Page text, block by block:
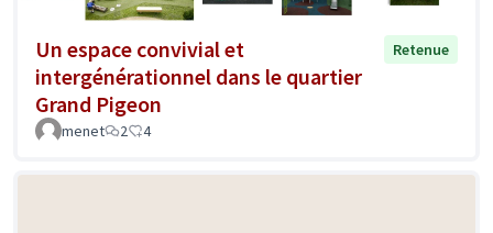
Un espace convivial et
intergénérationnel dans le quartier
Grand Pigeon
Retenue
menet 2 4